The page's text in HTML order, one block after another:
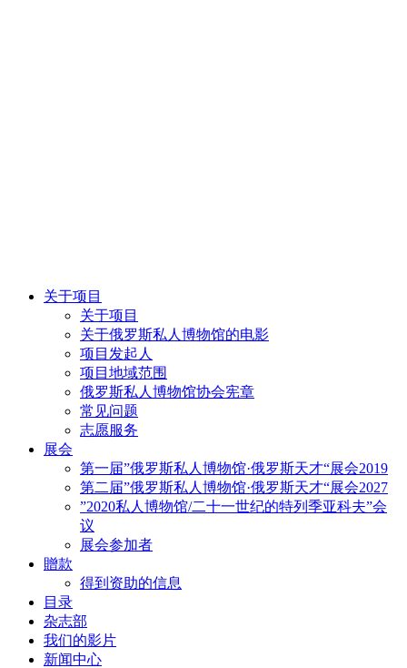
关于项目
关于项目
关于俄罗斯私人博物馆的电影
项目发起人
项目地域范围
俄罗斯私人博物馆协会宪章
常见问题
志愿服务
展会
第一届”俄罗斯私人博物馆·俄罗斯天才“展会2019
第二届”俄罗斯私人博物馆·俄罗斯天才“展会2027
”2020私人博物馆/二十一世纪的特列季亚科夫”会
议
展会参加者
贈款
得到资助的信息
目录
杂志部
我们的影片
新闻中心